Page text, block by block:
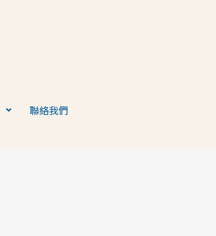
聯絡我們